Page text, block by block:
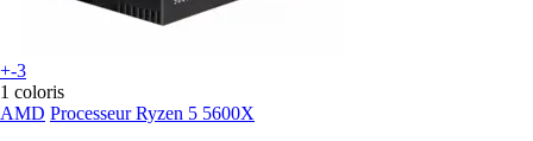
+-3
1 coloris
AMD Processeur Ryzen 5 5600X